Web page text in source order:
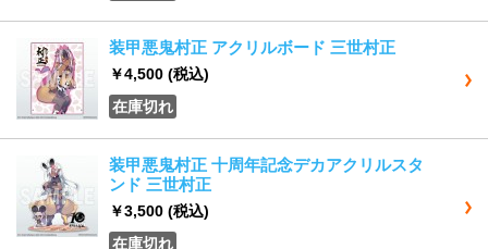
装甲悪鬼村正 アクリルボード 三世村正
￥4,500 (税込)
在庫切れ
装甲悪鬼村正 十周年記念デカアクリルスタ
ンド 三世村正
￥3,500 (税込)
在庫切れ